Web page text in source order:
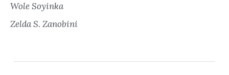
Wole Soyinka
Zelda S. Zanobini